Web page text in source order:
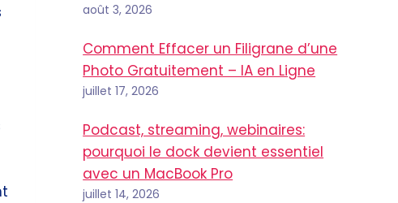
août 3, 2026
Comment Effacer un Filigrane d’une
Photo Gratuitement – IA en Ligne
juillet 17, 2026
Podcast, streaming, webinaires:
pourquoi le dock devient essentiel
avec un MacBook Pro
juillet 14, 2026